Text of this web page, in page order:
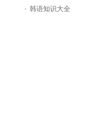
韩语知识大全